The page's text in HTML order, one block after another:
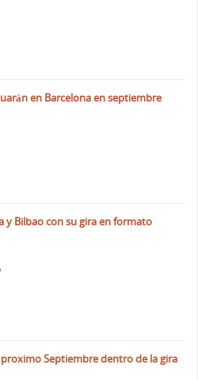
en Barcelona en septiembre
y Bilbao con su gira en formato
Septiembre dentro de la gira